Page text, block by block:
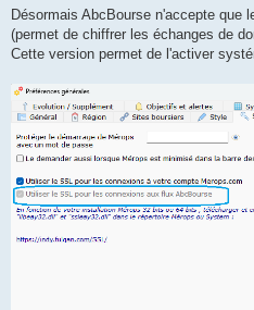
g
Désormais AbcBourse n'accepte que
(permet de chiffrer les échanges de
Cette version permet de l'activer